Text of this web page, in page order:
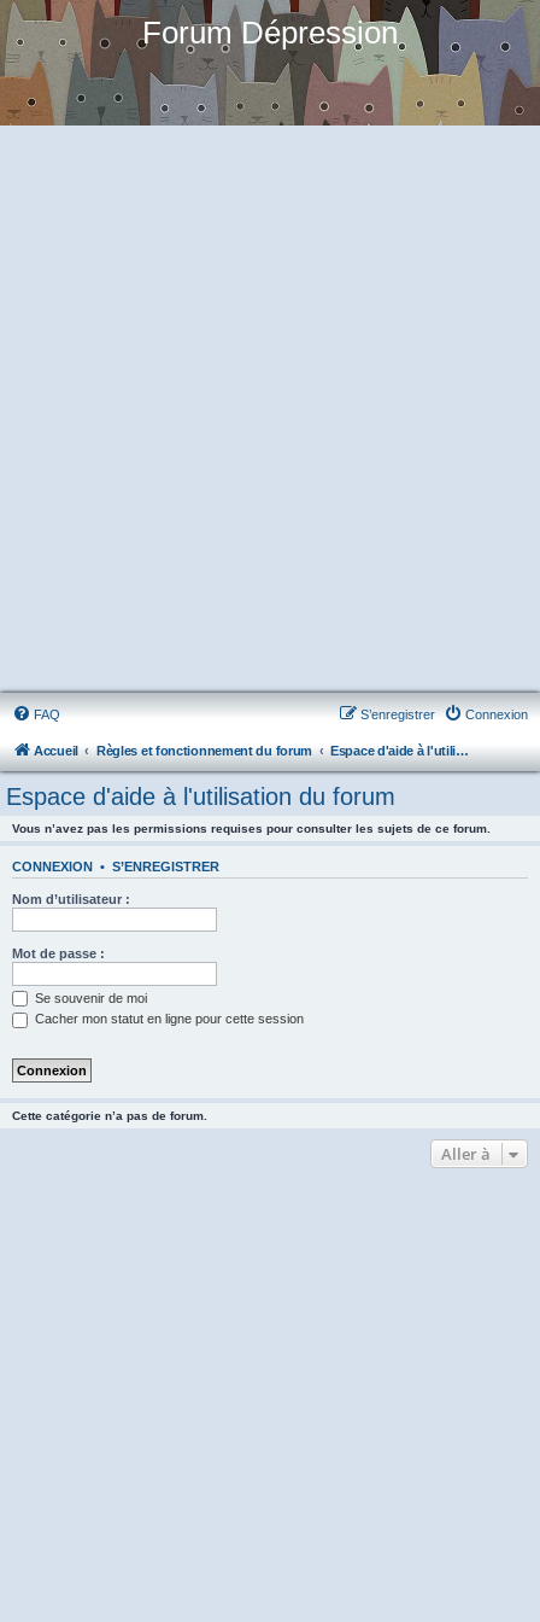
Forum Dépression
FAQ Connexion
S’enregistrer
Accueil Règles et fonctionnement du forum Espace d'aide à l'utilisation du forum
Espace d'aide à l'utilisation du forum
Vous n’avez pas les permissions requises pour consulter les sujets de ce forum.
CONNEXION • S’ENREGISTRER
Nom d’utilisateur :
Mot de passe :
Se souvenir de moi
Cacher mon statut en ligne pour cette session
Cette catégorie n’a pas de forum.
Aller à